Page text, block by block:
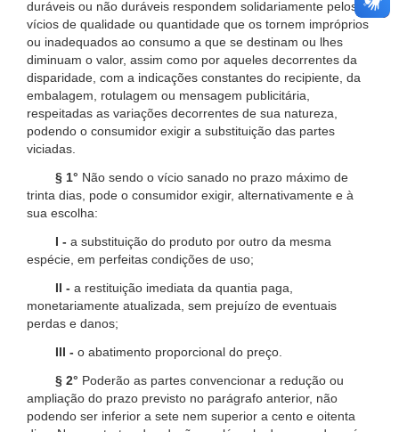
duráveis ou não duráveis respondem solidariamente pelos
vícios de qualidade ou quantidade que os tornem impróprios
ou inadequados ao consumo a que se destinam ou lhes
diminuam o valor, assim como por aqueles decorrentes da
disparidade, com a indicações constantes do recipiente, da
embalagem, rotulagem ou mensagem publicitária,
respeitadas as variações decorrentes de sua natureza,
podendo o consumidor exigir a substituição das partes
viciadas.
§ 1° Não sendo o vício sanado no prazo máximo de
trinta dias, pode o consumidor exigir, alternativamente e à
sua escolha:
I - a substituição do produto por outro da mesma
espécie, em perfeitas condições de uso;
II - a restituição imediata da quantia paga,
monetariamente atualizada, sem prejuízo de eventuais
perdas e danos;
III - o abatimento proporcional do preço.
§ 2° Poderão as partes convencionar a redução ou
ampliação do prazo previsto no parágrafo anterior, não
podendo ser inferior a sete nem superior a cento e oitenta